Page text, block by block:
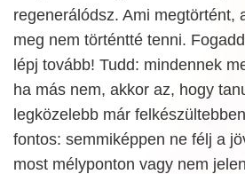
regenerálódsz. Ami megtörtént,
meg nem történtté tenni.
lépj tovább! Tudd: mindennek
ha más nem, akkor az, hogy
legközelebb már
fontos: semmiképpen ne félj a
most mélyponton vagy nem